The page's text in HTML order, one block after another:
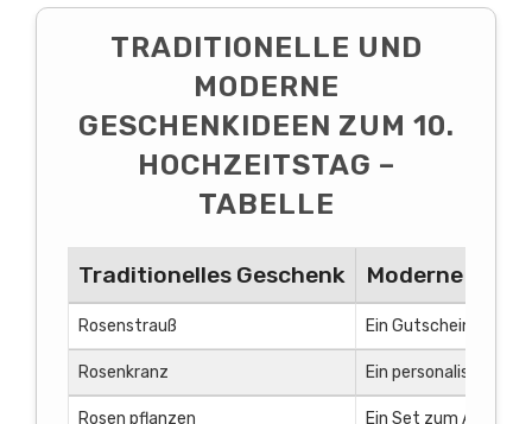
TRADITIONELLE UND
MODERNE
GESCHENKIDEEN ZUM 10.
HOCHZEITSTAG –
TABELLE
Traditionelles Geschenk Moderne
Rosenstrauß Ein Gutschein für
Rosenkranz Ein personalisierter
Rosen pflanzen Ein Set zum Anbau